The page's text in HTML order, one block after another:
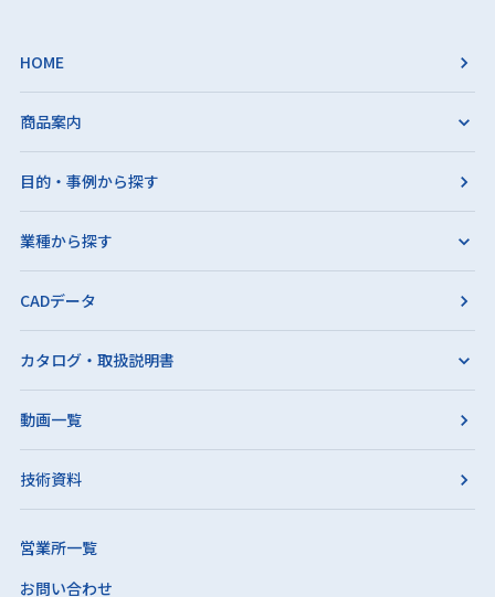
HOME
商品案内
目的・事例から探す
業種から探す
CADデータ
カタログ・取扱説明書
動画一覧
技術資料
営業所一覧
お問い合わせ